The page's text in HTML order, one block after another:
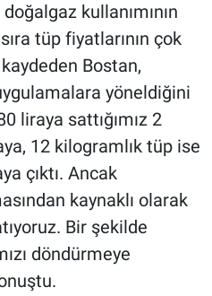
kullanımının
tüp fiyatlarının çok
Bostan,
yöneldiğini
liraya sattığımız 2
12 kilogramlık tüp ise
çıktı. Ancak
kaynaklı olarak
Bir şekilde
döndürmeye